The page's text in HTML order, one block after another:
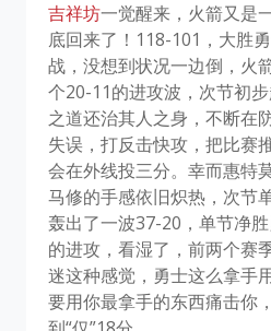
吉祥坊一觉醒来，火箭又是
底回来了！118-101，大胜
战，没想到状况一边倒，火
个20-11的进攻波，次节初
之道还治其人之身，不断在
失误，打反击快攻，把比赛
会在外线投三分。幸而惠特
马修的手感依旧炽热，次节
轰出了一波37-20，单节净
的进攻，看湿了，前两个赛
迷这种感觉，勇士这么拿手
要用你最拿手的东西痛击你